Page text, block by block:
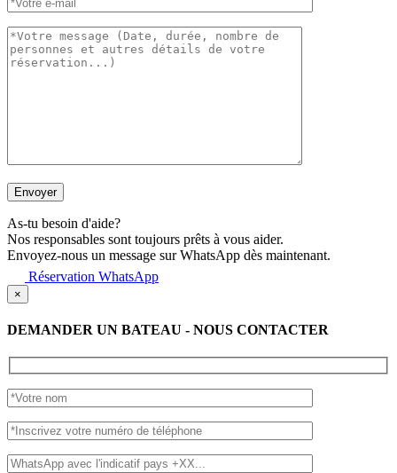
As-tu besoin d'aide?
Nos responsables sont toujours prêts à vous aider.
Envoyez-nous un message sur WhatsApp dès maintenant.
Réservation WhatsApp
×
DEMANDER UN BATEAU - NOUS CONTACTER